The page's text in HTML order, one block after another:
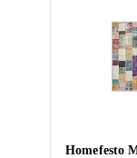
Homefesto